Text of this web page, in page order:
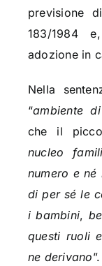
previsione
183/1984
adozione in
Nella
“ambiente
che il
nucleo
numero e
di per sé le
i bambini,
questi ruoli
ne derivano”.